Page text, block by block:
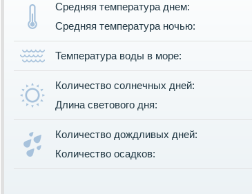
Средняя температура днем:
Средняя температура ночью:
Температура воды в море:
Количество солнечных дней:
Длина светового дня:
Количество дождливых дней:
Количество осадков: